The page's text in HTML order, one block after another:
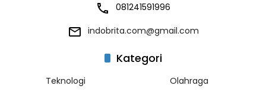
081241591996
indobrita.com@gmail.com
Kategori
Teknologi
Olahraga